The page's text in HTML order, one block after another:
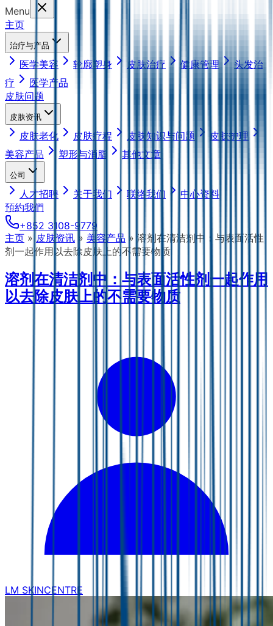
Menu
主页
治疗与产品
医学美容 轮廓塑身 皮肤治疗 健康管理
头发治
疗
医学产品
皮肤问题
皮肤资讯
皮肤老化 皮肤疗程 皮肤知识与问题
皮肤护理
美容产品
塑形与消脂 其他文章
公司
人才招聘 关于我们 联络我们
中心资料
預約我們
+852 3108-9779
主页 » 皮肤资讯 » 美容产品 » 溶剂在清洁剂中：与表面活性
剂一起作用以去除皮肤上的不需要物质
溶剂在清洁剂中：与表面活性剂一起作用
以去除皮肤上的不需要物质
LM SKINCENTRE